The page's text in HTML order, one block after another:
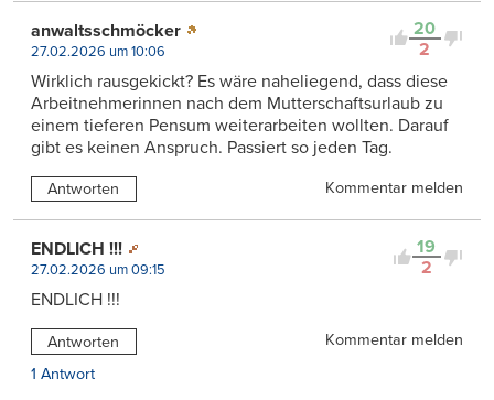
20
2
anwaltsschmöcker
27.02.2026 um 10:06
Wirklich rausgekickt? Es wäre naheliegend, dass diese
Arbeitnehmerinnen nach dem Mutterschaftsurlaub zu
einem tieferen Pensum weiterarbeiten wollten. Darauf
gibt es keinen Anspruch. Passiert so jeden Tag.
Antworten Kommentar melden
19
2
ENDLICH !!!
27.02.2026 um 09:15
ENDLICH !!!
Antworten
Kommentar melden
1 Antwort